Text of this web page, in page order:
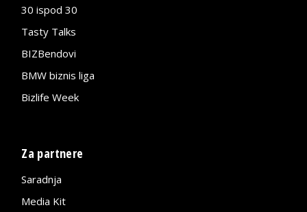
30 ispod 30
Tasty Talks
BIZBendovi
BMW biznis liga
Bizlife Week
Za partnere
Saradnja
Media Kit